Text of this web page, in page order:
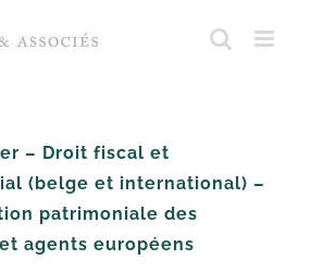
– Droit fiscal et
(belge et international) –
patrimoniale des
agents européens